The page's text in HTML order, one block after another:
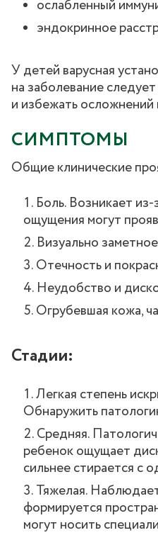
ослабленный
эндокринное
У детей варусная
на заболевание
и избежать осложнений
СИМПТОМЫ
Общие клинические
Боль. Возникает
ощущения могут
Визуально
Отечность и
Неудобство и
Огрубевшая кожа,
Стадии:
Легкая степень
Обнаружить
Средняя.
ребенок ощущает
сильнее стирается с
Тяжелая.
формируется
могут носить